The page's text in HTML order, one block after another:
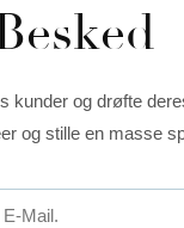
og drøfte
og stille en masse
E-Mail.